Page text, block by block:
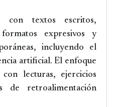
con textos escritos,
expresivos y
incluyendo el
artificial. El enfoque
lecturas, ejercicios
de retroalimentación